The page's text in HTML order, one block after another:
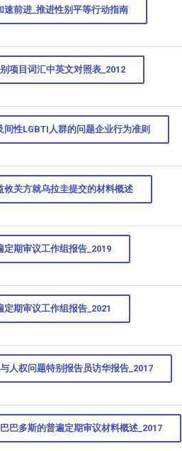
速前进_推进性别平等行动指南
项目词汇中英文对照表_2012
性LGBTI人群的问题企业行为准则
攸关方就乌拉圭提交的材料概述
定期审议工作组报告_2019
期审议工作组报告_2021
人权问题特别报告员访华报告_2017
巴多斯的普遍定期审议材料概述_2017